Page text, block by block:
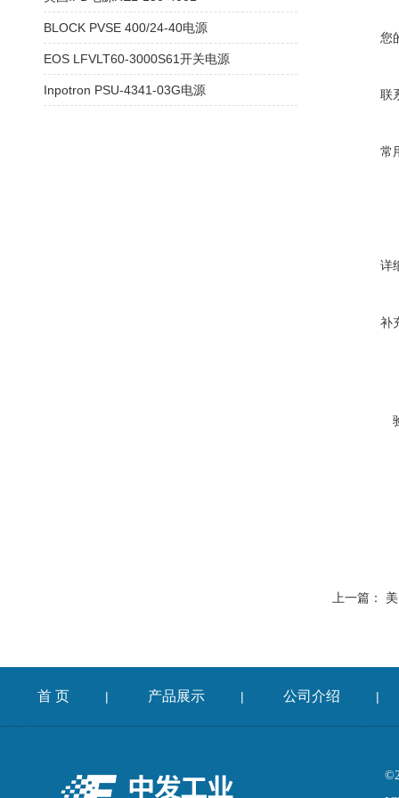
您
联
常
详
补
上一篇：
BLOCK PVSE 400/24-40电源
EOS LFVLT60-3000S61开关电源
Inpotron PSU-4341-03G电源
首 页 | 产品展示 | 公司介绍 |